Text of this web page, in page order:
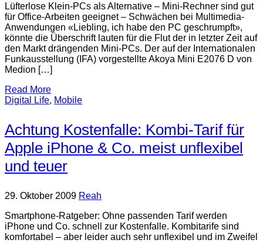
Lüfterlose Klein-PCs als Alternative – Mini-Rechner sind gut
für Office-Arbeiten geeignet – Schwächen bei Multimedia-
Anwendungen «Liebling, ich habe den PC geschrumpft»,
könnte die Überschrift lauten für die Flut der in letzter Zeit auf
den Markt drängenden Mini-PCs. Der auf der Internationalen
Funkausstellung (IFA) vorgestellte Akoya Mini E2076 D von
Medion […]
Read More
Digital Life, Mobile
Achtung Kostenfalle: Kombi-Tarif für
Apple iPhone & Co. meist unflexibel
und teuer
29. Oktober 2009 Reah
Smartphone-Ratgeber: Ohne passenden Tarif werden
iPhone und Co. schnell zur Kostenfalle. Kombitarife sind
komfortabel – aber leider auch sehr unflexibel und im Zweifel